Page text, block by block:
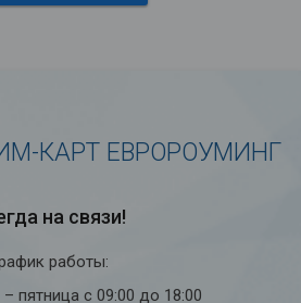
КАРТ ЕВРОРОУМИНГ
на связи!
работы:
пятница с 09:00 до 18:00